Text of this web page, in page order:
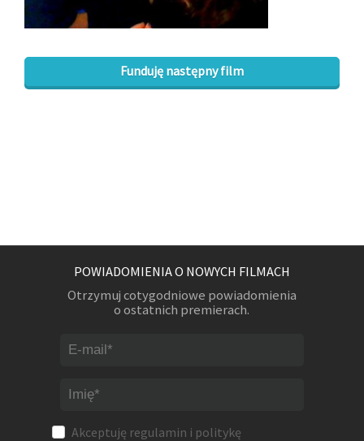
DLA MEDIÓW
KONTAKT
Funduję następny film
POWIADOMIENIA O NOWYCH FILMACH
Otrzymuj cotygodniowe powiadomienia
o ostatnich premierach.
Akceptuję regulamin i politykę